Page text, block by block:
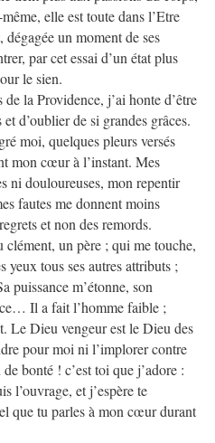
elle est toute dans l’Etre
un moment de ses
par cet essai d’un état plus
le sien.
la Providence, j’ai honte d’être
d’oublier de si grandes grâces.
moi, quelques pleurs versés
mon cœur à l’instant. Mes
ni douloureuses, mon repentir
fautes me donnent moins
et non des remords.
un père ; qui me touche,
yeux tous ses autres attributs ;
puissance m’étonne, son
Il a fait l’homme faible ;
Le Dieu vengeur est le Dieu des
pour moi ni l’implorer contre
bonté ! c’est toi que j’adore :
l’ouvrage, et j’espère te
que tu parles à mon cœur durant